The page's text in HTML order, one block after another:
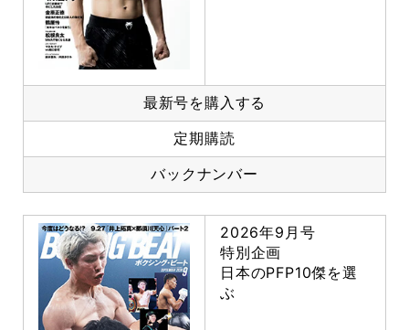
最新号を購入する
定期購読
バックナンバー
2026年9月号
特別企画
日本のPFP10傑を選
ぶ